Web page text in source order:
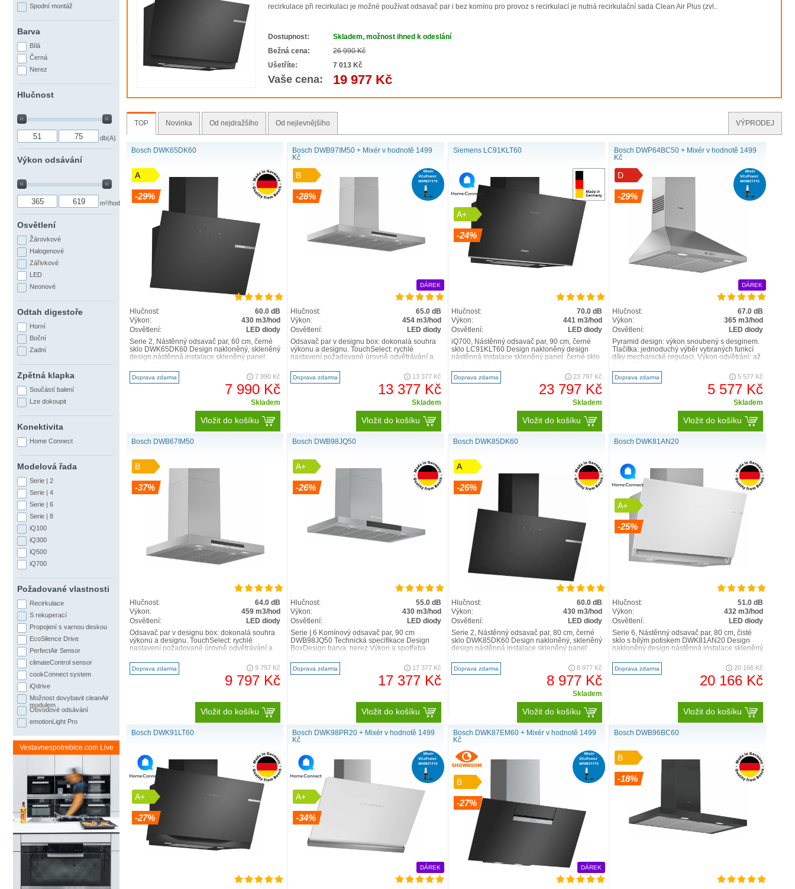
Naše nástěnné odsavače par představují silný
Nástěnné odsavače par jsou běžně instalovány nad varnou desku, na zeď
mezi nástěnnými kuchyňskými skříňkami. Tento typ odsavače par vkusně
zapadne do vaší kuchyňské linky a zajistí účinnou ventilaci, kterou sotva
zaznamenáte. Jeho úžasného účinku si ale určitě všimnete.
K ovládání odsavače par použijte varnou desku
samotné vaření. Když jsou varná deska a odsavač par propojené pomocí
Wi-Fi, odsavač par se automaticky zapne, jakmile začnete vařit, a poběží
ještě chvíli potom, co dovaříte. Pokud chcete nastavit výkon odsavače par
nebo osvětlení, ovládací prvky máte přímo před sebou. Menší námaha, a
Perfektní odsávání.
Senzor
monitoruje vzduch v průběhu vaření. Automaticky volí
správný stupeň výkonu, aby zachytil páru a pachy a omezil hluk na
minimum. Ventilátor je ještě chvíli v provozu, a to i po skončení vaření,
dokud není vzduch v kuchyni čerstvý a čistý. Vy se tak můžete soustředit
na vaření a zbytek nechat na odsavači par.
recirkulace při recirkulaci je možné používat odsavač par i bez komínu pro provoz s recirkulací je nutná recirkulační sada Clean Air Plus (zvl..
Dostupnost:
Skladem, možnost ihned k odeslání
Bežná cena:
26 990 Kč
Ušetříte:
7 013 Kč
Vaše cena: 19 977 Kč
TOP Novinka Od nejdražšího Od nejlevnějšího VÝPRODEJ
Bosch DWK65DK60
A
-29%
Hlučnost:
60.0 dB
Výkon:
430 m3/hod
Osvětlení:
LED diody
Serie 2, Nástěnný odsavač par, 60 cm, černé
sklo DWK65DK60 Design nakloněný, skleněný
design nástěnná instalace skleněný panel:
Doprava zdarma 7 990 Kč
7 990 Kč
Skladem
Vložit do košíku
Bosch DWB97IM50 + Mixér v hodnotě 1499
Kč
B
-28%
DÁREK
Hlučnost:
65.0 dB
Výkon:
454 m3/hod
Osvětlení:
LED diody
Odsavač par v designu box: dokonalá souhra
výkonu a designu. TouchSelect: rychlé
nastavení požadované úrovně odvětrávání a
Doprava zdarma 13 377 Kč
13 377 Kč
Skladem
Vložit do košíku
Siemens LC91KLT60
A+
-24%
Hlučnost:
70.0 dB
Výkon:
441 m3/hod
Osvětlení:
LED diody
iQ700, Nástěnný odsavač par, 90 cm, černé
sklo LC91KLT60 Design nakloněný design
nástěnná instalace skleněný panel: černé sklo
Doprava zdarma 23 797 Kč
23 797 Kč
Skladem
Vložit do košíku
Bosch DWP64BC50 + Mixér v hodnotě 1499
Kč
D
-29%
DÁREK
Hlučnost:
67.0 dB
Výkon:
365 m3/hod
Osvětlení:
LED diody
Pyramid design: výkon snoubený s desginem.
Tlačítka: jednoduchý výběr vybraných funkcí
díky mechanické regulaci. Výkon odvětrání: až
Doprava zdarma 5 577 Kč
5 577 Kč
Skladem
Vložit do košíku
Bosch DWB67IM50
B
-37%
Hlučnost:
64.0 dB
Výkon:
459 m3/hod
Osvětlení:
LED diody
Odsavač par v designu box: dokonalá souhra
výkonu a designu. TouchSelect: rychlé
nastavení požadované úrovně odvětrávání a
Doprava zdarma 9 797 Kč
9 797 Kč
Vložit do košíku
Bosch DWB98JQ50
A+
-26%
Hlučnost:
55.0 dB
Výkon:
430 m3/hod
Osvětlení:
LED diody
Serie | 6 Komínový odsavač par, 90 cm
DWB98JQ50 Technická specifikace Design
BoxDesign barva: nerez Výkon a spotřeba
Doprava zdarma 17 377 Kč
17 377 Kč
Vložit do košíku
Bosch DWK85DK60
A
-26%
Hlučnost:
60.0 dB
Výkon:
430 m3/hod
Osvětlení:
LED diody
Serie 2, Nástěnný odsavač par, 80 cm, černé
sklo DWK85DK60 Design nakloněný, skleněný
design nástěnná instalace skleněný panel:
Doprava zdarma 8 977 Kč
8 977 Kč
Skladem
Vložit do košíku
Bosch DWK81AN20
A+
-25%
Hlučnost:
51.0 dB
Výkon:
432 m3/hod
Osvětlení:
LED diody
Serie 6, Nástěnný odsavač par, 80 cm, čisté
sklo s bílým potiskem DWK81AN20 Design
nakloněný design nástěnná instalace skleněný
Doprava zdarma 20 166 Kč
20 166 Kč
Vložit do košíku
Bosch DWK91LT60
A+
-27%
Bosch DWK98PR20 + Mixér v hodnotě 1499
Kč
A+
-34%
DÁREK
Bosch DWK87EM60 + Mixér v hodnotě 1499
Kč
B
-27%
DÁREK
Bosch DWB96BC60
B
-18%
Spodní montáž
Barva
Bílá
Černá
Nerez
Hlučnost
db(A)
Výkon odsávání
m³/hod
Osvětlení
Žárovkové
Halogenové
Zářivkové
LED
Neonové
Odtah digestoře
Horní
Boční
Zadní
Zpětná klapka
Součástí balení
Lze dokoupit
Konektivita
Home Connect
Modelová řada
Serie | 2
Serie | 4
Serie | 6
Serie | 8
iQ100
iQ300
iQ500
iQ700
Požadované vlastnosti
Recirkulace
S rekuperací
Propojení s varnou deskou
EcoSilence Drive
PerfectAir Sensor
climateControl sensor
cookConnect system
iQdrive
Možnost dovybavit cleanAir
modulem
Obvodové odsávání
emotionLight Pro
Vestavnespotrebice.com Live